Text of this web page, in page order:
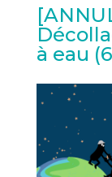
à eau